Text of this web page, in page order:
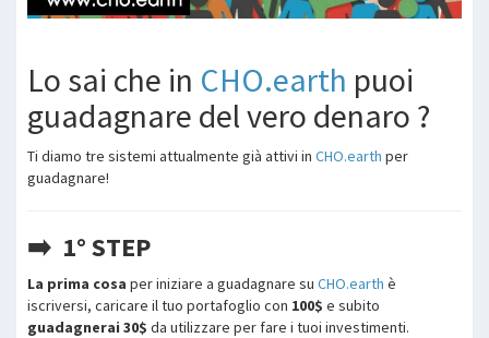
Lo sai che in CHO.earth puoi
guadagnare del vero denaro ?
Ti diamo tre sistemi attualmente già attivi in CHO.earth per
guadagnare!
➡️ 1° STEP
La prima cosa per iniziare a guadagnare su CHO.earth è
iscriversi, caricare il tuo portafoglio con 100$ e subito
guadagnerai 30$ da utilizzare per fare i tuoi investimenti.